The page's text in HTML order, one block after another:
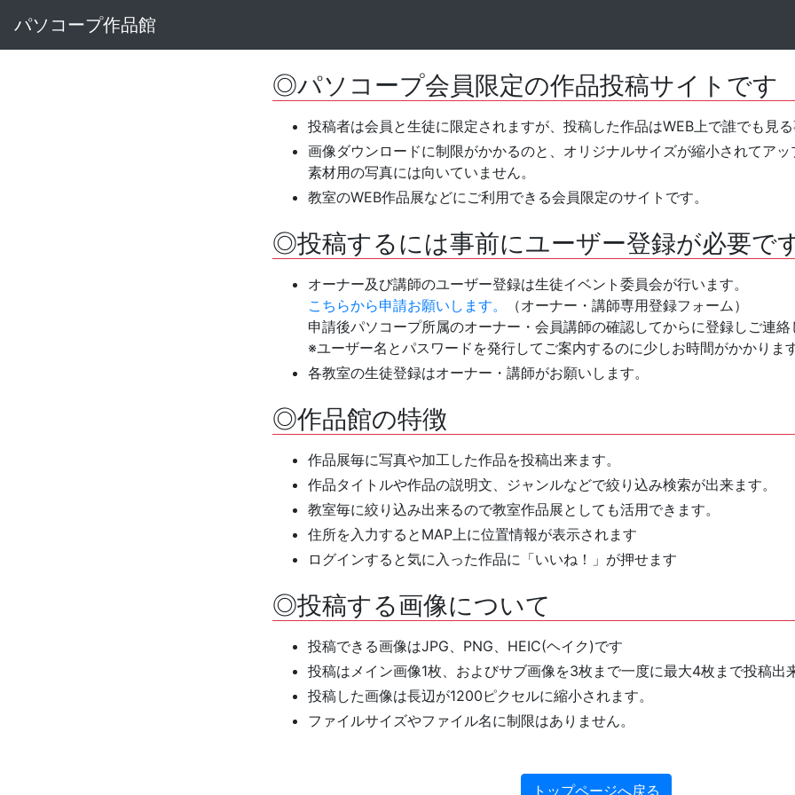
パソコープ作品館
◎パソコープ会員限定の作品投稿サイトです
投稿者は会員と生徒に限定されますが、投稿した作品はWEB上で誰でも見
画像ダウンロードに制限がかかるのと、オリジナルサイズが縮小されてア
素材用の写真には向いていません。
教室のWEB作品展などにご利用できる会員限定のサイトです。
◎投稿するには事前にユーザー登録が必要で
オーナー及び講師のユーザー登録は生徒イベント委員会が行います。
こちらから申請お願いします。
（オーナー・講師専用登録フォーム）
申請後パソコープ所属のオーナー・会員講師の確認してからに登録しご連絡
※ユーザー名とパスワードを発行してご案内するのに少しお時間がかかりま
各教室の生徒登録はオーナー・講師がお願いします。
◎作品館の特徴
作品展毎に写真や加工した作品を投稿出来ます。
作品タイトルや作品の説明文、ジャンルなどで絞り込み検索が出来ます。
教室毎に絞り込み出来るので教室作品展としても活用できます。
住所を入力するとMAP上に位置情報が表示されます
ログインすると気に入った作品に「いいね！」が押せます
◎投稿する画像について
投稿できる画像はJPG、PNG、HEIC(ヘイク)です
投稿はメイン画像1枚、およびサブ画像を3枚まで一度に最大4枚まで投稿出
投稿した画像は長辺が1200ピクセルに縮小されます。
ファイルサイズやファイル名に制限はありません。
トップページへ戻る